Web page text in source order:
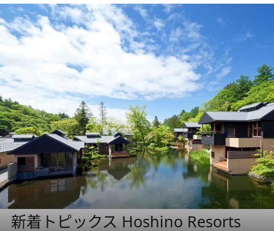
新着トピックス Hoshino Resorts